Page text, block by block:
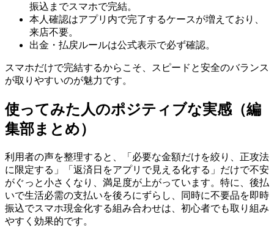
振込までスマホで完結。
本人確認はアプリ内で完了するケースが増えており、
来店不要。
出金・払戻ルールは公式表示で必ず確認。
スマホだけで完結するからこそ、スピードと安全のバランス
が取りやすいのが魅力です。
使ってみた人のポジティブな実感（編
集部まとめ）
利用者の声を整理すると、「必要な金額だけを絞り、正攻法
に限定する」「返済日をアプリで見える化する」だけで不安
がぐっと小さくなり、満足度が上がっています。特に、後払
いで生活必需の支払いを後ろにずらし、同時に不要品を即時
振込でスマホ現金化する組み合わせは、初心者でも取り組み
やすく効果的です。